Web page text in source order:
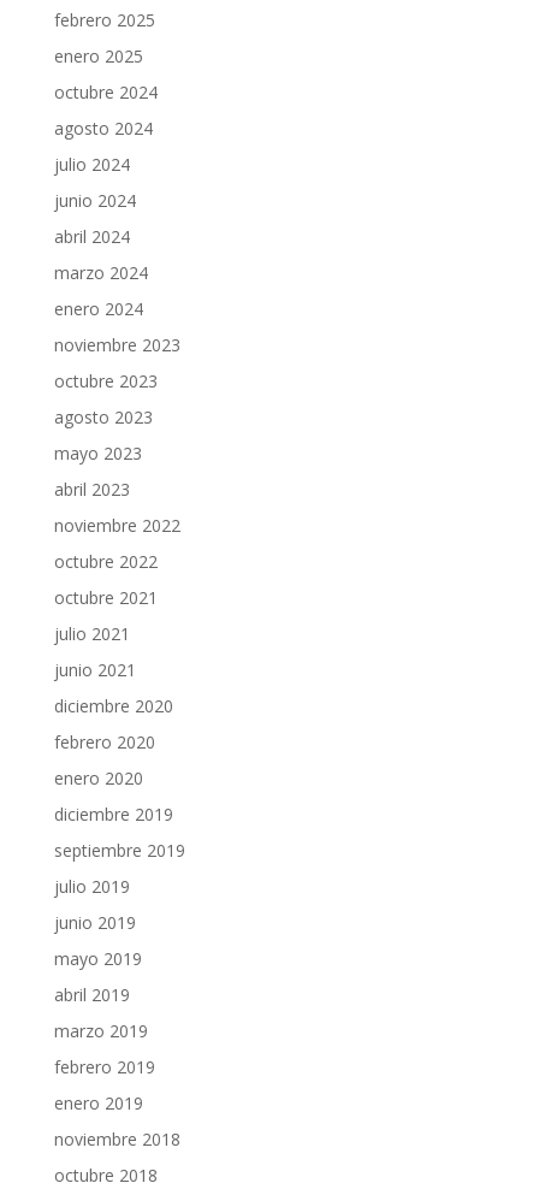
febrero 2025
enero 2025
octubre 2024
agosto 2024
julio 2024
junio 2024
abril 2024
marzo 2024
enero 2024
noviembre 2023
octubre 2023
agosto 2023
mayo 2023
abril 2023
noviembre 2022
octubre 2022
octubre 2021
julio 2021
junio 2021
diciembre 2020
febrero 2020
enero 2020
diciembre 2019
septiembre 2019
julio 2019
junio 2019
mayo 2019
abril 2019
marzo 2019
febrero 2019
enero 2019
noviembre 2018
octubre 2018